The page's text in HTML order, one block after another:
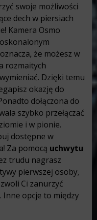
swoje możliwości
dech w piersiach
Kamera Osmo
że możesz w
rozmaitych
Dzięki temu
okazję do
dołączona do
szybko przełączać
i w pionie.
dostępne w
Za pomocą uchwytu
trudu nagrasz
pierwszej osoby,
Ci zanurzyć
. Inne opcje to między